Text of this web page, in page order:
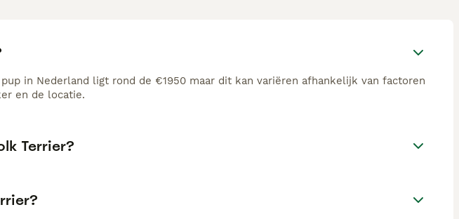
in Nederland ligt rond de €1950 maar dit kan variëren afhankelijk van factoren
en de locatie.
Terrier?